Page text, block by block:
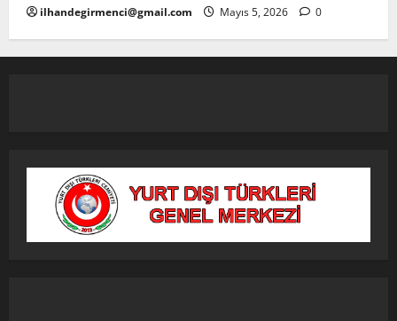
ilhandegirmenci@gmail.com Mayıs 5, 2026 0